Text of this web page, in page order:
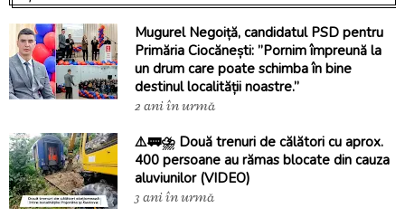
Mugurel Negoiță, candidatul PSD pentru
Primăria Ciocănești: ”Pornim împreună la
un drum care poate schimba în bine
destinul localității noastre.”
2 ani în urmă
⚠️🚃⛈️ Două trenuri de călători cu aprox.
400 persoane au rămas blocate din cauza
aluviunilor (VIDEO)
3 ani în urmă